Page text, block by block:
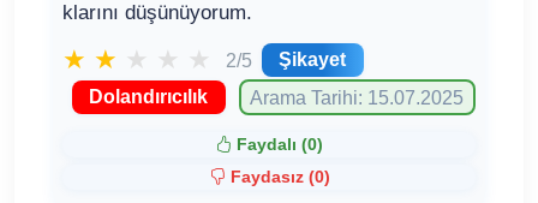
klarını düşünüyorum.
★ ★ ★ ★ ★ 2/5
Şikayet
Dolandırıcılık
Arama Tarihi: 15.07.2025
Faydalı (0)
Faydasız (0)